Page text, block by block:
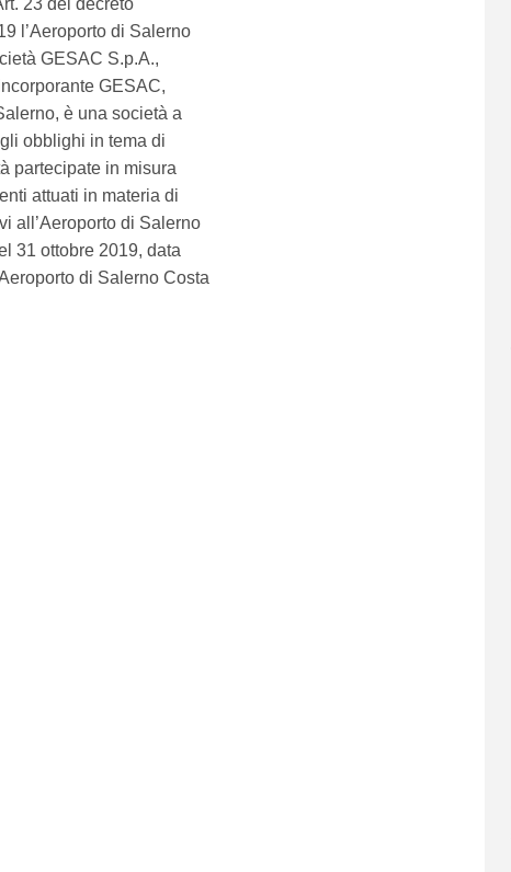
23 del decreto
l’Aeroporto di Salerno
GESAC S.p.A.,
GESAC,
è una società a
obblighi in tema di
partecipate in misura
attuati in materia di
all’Aeroporto di Salerno
31 ottobre 2019, data
di Salerno Costa